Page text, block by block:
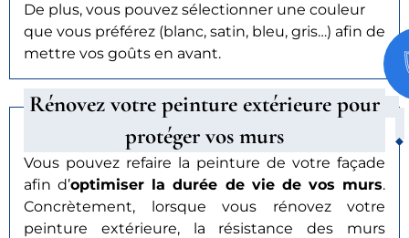
De plus, vous pouvez sélectionner une couleur
que vous préférez (blanc, satin, bleu, gris…) afin de
mettre vos goûts en avant.
Rénovez votre peinture extérieure pour
protéger vos murs
Vous pouvez refaire la peinture de votre façade
afin d’optimiser la durée de vie de vos murs.
Concrètement, lorsque vous rénovez votre
peinture extérieure, la résistance des murs